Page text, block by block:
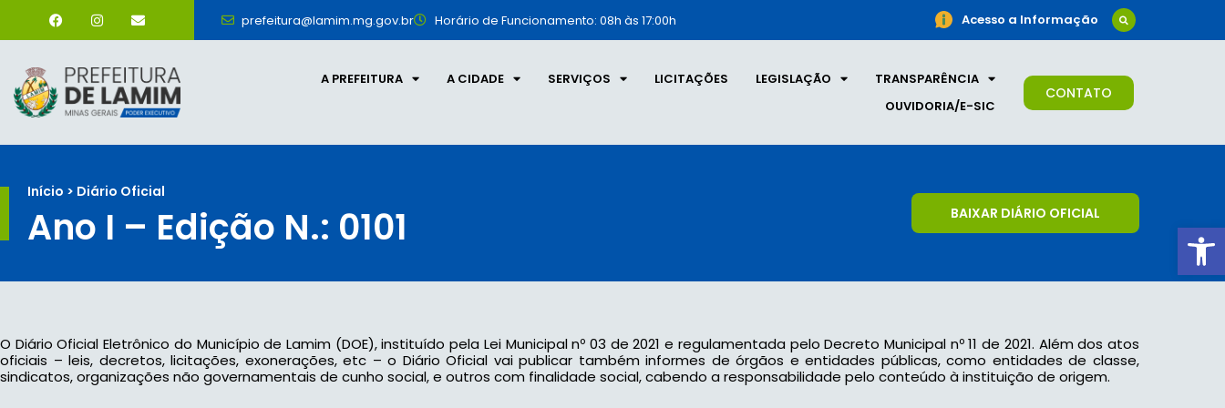
prefeitura@lamim.mg.gov.br Horário de Funcionamento: 08h às 17:00h Acesso a Informação
A PREFEITURA A CIDADE SERVIÇOS LICITAÇÕES LEGISLAÇÃO
TRANSPARÊNCIA
OUVIDORIA/E-SIC
CONTATO
Início > Diário Oficial
Ano I – Edição N.: 0101 BAIXAR DIÁRIO OFICIAL
O Diário Oficial Eletrônico do Município de Lamim (DOE), instituído pela Lei Municipal nº 03 de 2021 e regulamentada pelo Decreto Municipal nº 11 de 2021. Além dos atos
oficiais – leis, decretos, licitações, exonerações, etc – o Diário Oficial vai publicar também informes de órgãos e entidades públicas, como entidades de classe,
sindicatos, organizações não governamentais de cunho social, e outros com finalidade social, cabendo a responsabilidade pelo conteúdo à instituição de origem.